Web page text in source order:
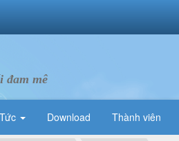
đam mê
Download Thành viên